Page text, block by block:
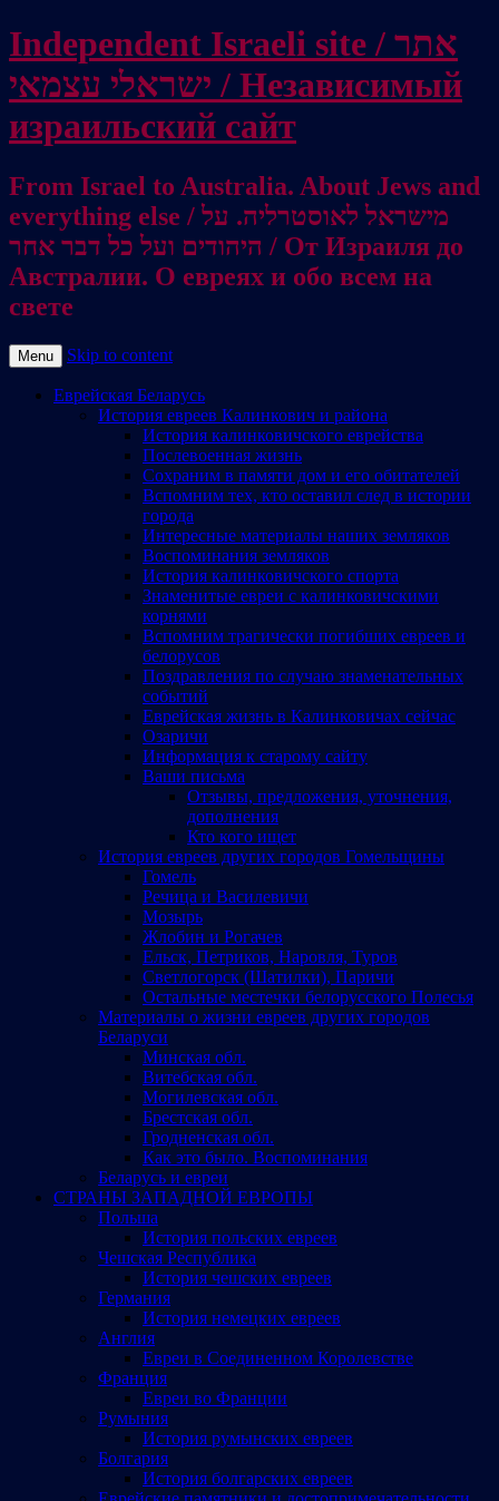
Independent Israeli site / אתר
ישראלי עצמאי / Независимый
израильский сайт
From Israel to Australia. About Jews and
everything else / מישראל לאוסטרליה. על
היהודים ועל כל דבר אחר / От Израиля до
Австралии. О евреях и обо всем на
свете
Menu Skip to content
Еврейская Беларусь
История евреев Калинкович и района
История калинковичского еврейства
Послевоенная жизнь
Сохраним в памяти дом и его обитателей
Вспомним тех, кто оставил след в истории
города
Интересные материалы наших земляков
Воспоминания земляков
История калинковичского спорта
Знаменитые евреи с калинковичскими
корнями
Вспомним трагически погибших евреев и
белорусов
Поздравления по случаю знаменательных
событий
Еврейская жизнь в Калинковичах сейчас
Озаричи
Информация к старому сайту
Ваши письма
Отзывы, предложения, уточнения,
дополнения
Кто кого ищет
История евреев других городов Гомельщины
Гомель
Речица и Василевичи
Мозырь
Жлобин и Рогачев
Ельск, Петриков, Наровля, Туров
Светлогорск (Шатилки), Паричи
Остальные местечки белорусского Полесья
Материалы о жизни евреев других городов
Беларуси
Минская обл.
Витебская обл.
Могилевская обл.
Брестская обл.
Гродненская обл.
Как это было. Воспоминания
Беларусь и евреи
СТРАНЫ ЗАПАДНОЙ ЕВРОПЫ
Польша
История польских евреев
Чешская Республика
История чешских евреев
Германия
История немецких евреев
Англия
Евреи в Соединенном Королевстве
Франция
Евреи во Франции
Румыния
История румынских евреев
Болгария
История болгарских евреев